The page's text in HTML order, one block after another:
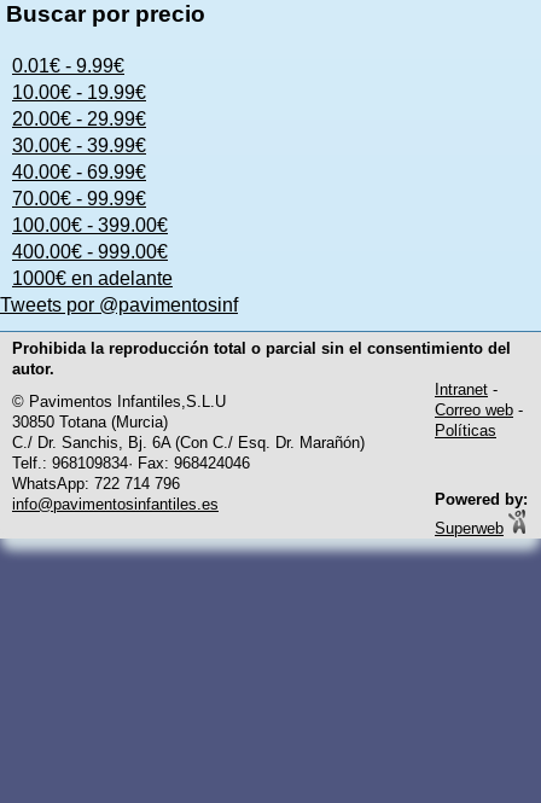
Buscar por precio
0.01€ - 9.99€
10.00€ - 19.99€
20.00€ - 29.99€
30.00€ - 39.99€
40.00€ - 69.99€
70.00€ - 99.99€
100.00€ - 399.00€
400.00€ - 999.00€
1000€ en adelante
Tweets por @pavimentosinf
Prohibida la reproducción total o parcial sin el consentimiento del
autor.
© Pavimentos Infantiles,S.L.U
30850 Totana (Murcia)
C./ Dr. Sanchis, Bj. 6A (Con C./ Esq. Dr. Marañón)
Telf.: 968109834· Fax: 968424046
WhatsApp: 722 714 796
info@pavimentosinfantiles.es
Intranet -
Correo web -
Políticas
Powered by:
Superweb